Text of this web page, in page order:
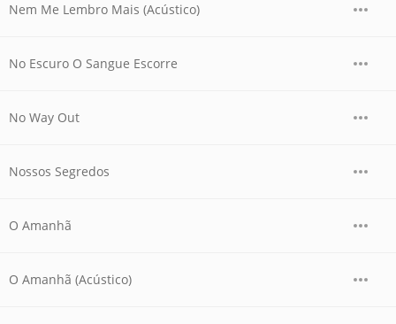
Nem Me Lembro Mais (Acústico)
No Escuro O Sangue Escorre
No Way Out
Nossos Segredos
O Amanhã
O Amanhã (Acústico)